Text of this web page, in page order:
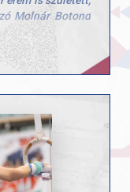
Molnár Botond
a dobogó
mezőnyben. A
Tamásnak a
sikereket